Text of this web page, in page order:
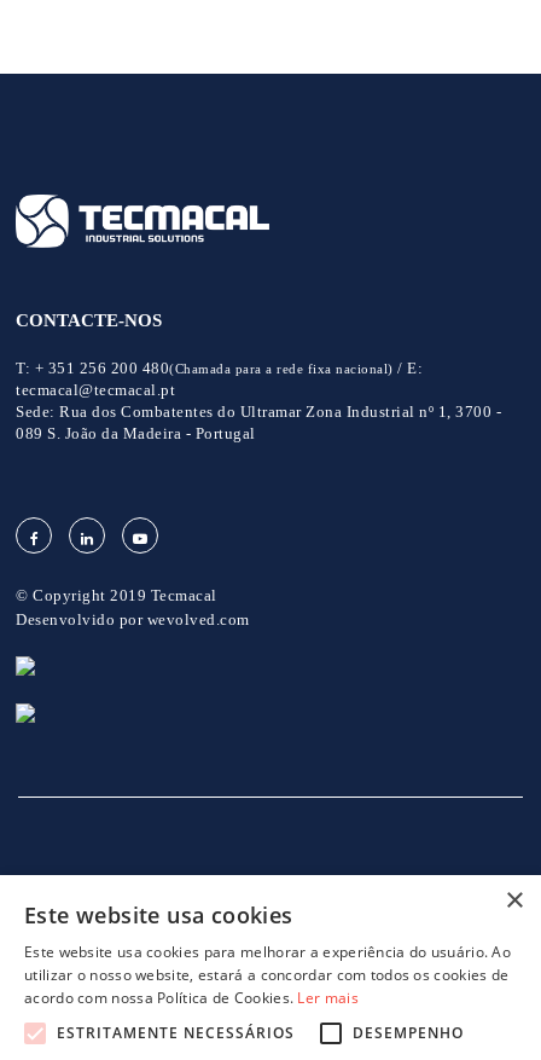
CONTACTE-NOS
T: + 351 256 200 480(Chamada para a rede fixa nacional) /E:
tecmacal@tecmacal.pt
Sede: Rua dos Combatentes do Ultramar Zona Industrial nº 1, 3700 -
089 S. João da Madeira - Portugal
© Copyright 2019 Tecmacal
Desenvolvido por wevolved.com
INÍCIO EMPRESA SERVIÇOS ×
Este website usa cookies
Este website usa cookies para melhorar a experiência do usuário. Ao
utilizar o nosso website, estará a concordar com todos os cookies de
acordo com nossa Política de Cookies. Ler mais
ESTRITAMENTE NECESSÁRIOS
DESEMPENHO